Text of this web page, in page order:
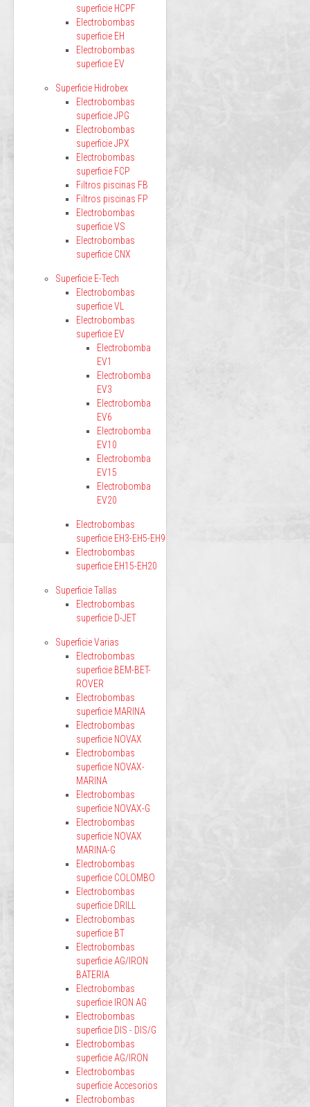
superficie HCPF
Electrobombas
superficie EH
Electrobombas
superficie EV
Superficie Hidrobex
Electrobombas
superficie JPG
Electrobombas
superficie JPX
Electrobombas
superficie FCP
Filtros piscinas FB
Filtros piscinas FP
Electrobombas
superficie VS
Electrobombas
superficie CNX
Superficie E-Tech
Electrobombas
superficie VL
Electrobombas
superficie EV
Electrobomba
EV1
Electrobomba
EV3
Electrobomba
EV6
Electrobomba
EV10
Electrobomba
EV15
Electrobomba
EV20
Electrobombas
superficie EH3-EH5-EH9
Electrobombas
superficie EH15-EH20
Superficie Tallas
Electrobombas
superficie D-JET
Superficie Varias
Electrobombas
superficie BEM-BET-
ROVER
Electrobombas
superficie MARINA
Electrobombas
superficie NOVAX
Electrobombas
superficie NOVAX-
MARINA
Electrobombas
superficie NOVAX-G
Electrobombas
superficie NOVAX
MARINA-G
Electrobombas
superficie COLOMBO
Electrobombas
superficie DRILL
Electrobombas
superficie BT
Electrobombas
superficie AG/IRON
BATERIA
Electrobombas
superficie IRON AG
Electrobombas
superficie DIS - DIS/G
Electrobombas
superficie AG/IRON
Electrobombas
superficie Accesorios
Electrobombas